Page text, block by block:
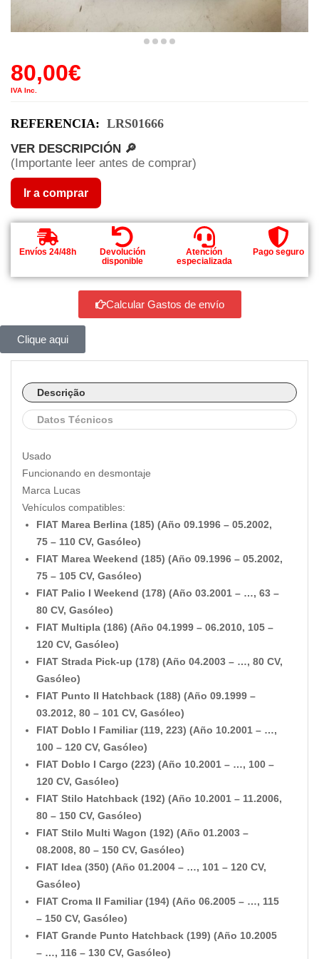
80,00€
IVA Inc.
REFERENCIA: LRS01666
VER DESCRIPCIÓN 🔎
(Importante leer antes de comprar)
Ir a comprar
Envíos 24/48h
Devolución
disponible
Atención
especializada
Pago seguro
Calcular Gastos de envío
Clique aqui
Descrição
Datos Técnicos
Usado
Funcionando en desmontaje
Marca Lucas
Vehículos compatibles:
FIAT Marea Berlina (185) (Año 09.1996 – 05.2002,
75 – 110 CV, Gasóleo)
FIAT Marea Weekend (185) (Año 09.1996 – 05.2002,
75 – 105 CV, Gasóleo)
FIAT Palio I Weekend (178) (Año 03.2001 – …, 63 –
80 CV, Gasóleo)
FIAT Multipla (186) (Año 04.1999 – 06.2010, 105 –
120 CV, Gasóleo)
FIAT Strada Pick-up (178) (Año 04.2003 – …, 80 CV,
Gasóleo)
FIAT Punto II Hatchback (188) (Año 09.1999 –
03.2012, 80 – 101 CV, Gasóleo)
FIAT Doblo I Familiar (119, 223) (Año 10.2001 – …,
100 – 120 CV, Gasóleo)
FIAT Doblo I Cargo (223) (Año 10.2001 – …, 100 –
120 CV, Gasóleo)
FIAT Stilo Hatchback (192) (Año 10.2001 – 11.2006,
80 – 150 CV, Gasóleo)
FIAT Stilo Multi Wagon (192) (Año 01.2003 –
08.2008, 80 – 150 CV, Gasóleo)
FIAT Idea (350) (Año 01.2004 – …, 101 – 120 CV,
Gasóleo)
FIAT Croma II Familiar (194) (Año 06.2005 – …, 115
– 150 CV, Gasóleo)
FIAT Grande Punto Hatchback (199) (Año 10.2005
– …, 116 – 130 CV, Gasóleo)